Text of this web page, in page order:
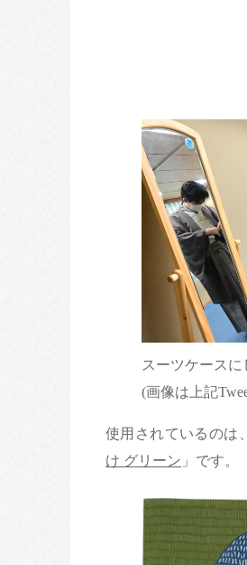
スーツケースに
(画像は上記
使用されているのは
け グリーン 」です。